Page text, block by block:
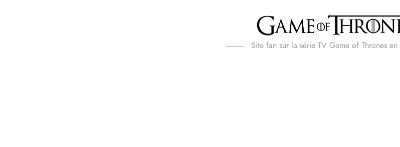
Site fan sur la série TV Game of Thrones en